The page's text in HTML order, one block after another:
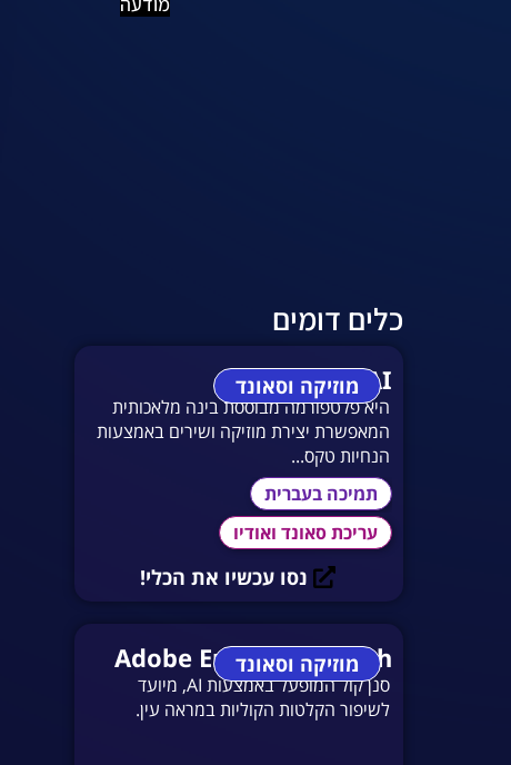
כלים דומים
מוזיקה וסאונד
Suno AI
היא פלטפורמה מבוססת בינה מלאכותית
המאפשרת יצירת מוזיקה ושירים באמצעות
הנחיות טקס...
תמיכה בעברית
עריכת סאונד ואודיו
נסו עכשיו את הכלי!
מוזיקה וסאונד
Adobe Enhance Speech
סנן קול המופעל באמצעות AI, מיועד
לשיפור הקלטות הקוליות במראה עין.